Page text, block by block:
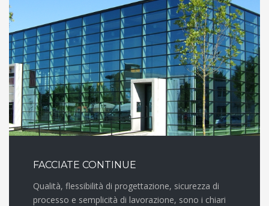
FACCIATE CONTINUE
Qualità, flessibilità di progettazione, sicurezza di
processo e semplicità di lavorazione, sono i chiari